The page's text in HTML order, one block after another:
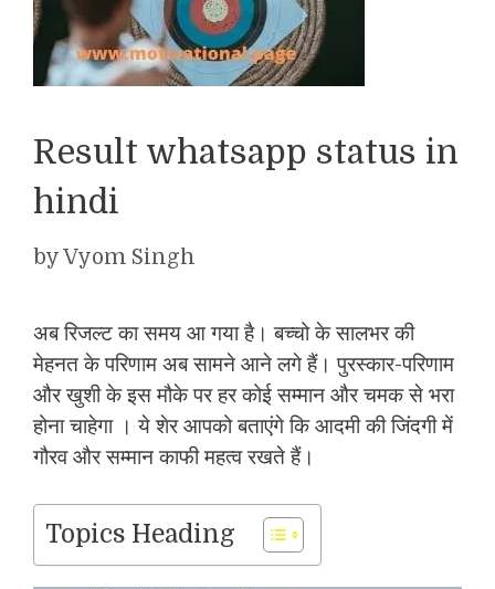
Result whatsapp status in
hindi
byVyom Singh
अब रिजल्ट का समय आ गया है। बच्चो के सालभर की
मेहनत के परिणाम अब सामने आने लगे हैं। पुरस्कार-परिणाम
और खुशी के इस मौके पर हर कोई सम्मान और चमक से भरा
होना चाहेगा । ये शेर आपको बताएंगे कि आदमी की जिंदगी में
गौरव और सम्मान काफी महत्व रखते हैं।
Topics Heading